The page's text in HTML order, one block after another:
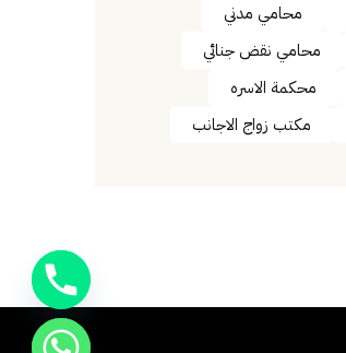
محامي مدني
محامي نقض جنائي
محكمة الاسره
مكتب زواج الاجانب